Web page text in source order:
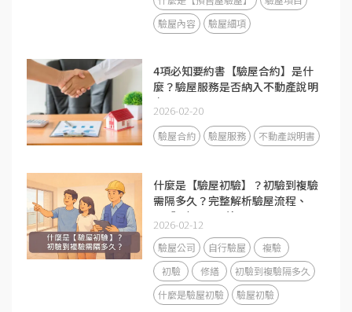
驗屋內容
驗屋細項
4項必知要約書【驗屋合約】是什
麼？驗屋服務是否納入不動產說明
書？
2026-02-20
驗屋合約 驗屋服務 不動產說明書
什麼是【驗屋初驗】？初驗到複驗
需隔多久？完整解析驗屋流程、
DIY與驗屋公司差異
2026-02-12
驗屋公司 自行驗屋
複驗
初驗
修繕
初驗到複驗隔多久
什麼是驗屋初驗
驗屋初驗